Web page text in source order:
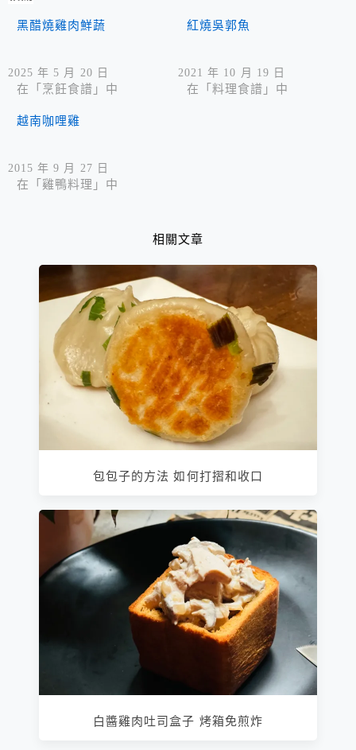
黑醋燒雞肉鮮蔬
2025 年 5 月 20 日
在「烹飪食譜」中
紅燒吳郭魚
2021 年 10 月 19 日
在「料理食譜」中
越南咖哩雞
2015 年 9 月 27 日
在「雞鴨料理」中
相關文章
包包子的方法 如何打摺和收口
白醬雞肉吐司盒子 烤箱免煎炸